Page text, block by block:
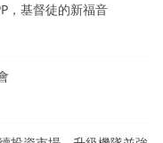
，基督徒的新福音